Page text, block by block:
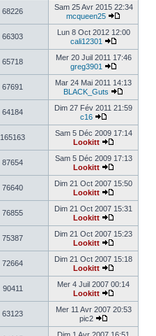
68226
Sam 25 Avr 2015 22:34
mcqueen25
66303
Lun 8 Oct 2012 12:00
cali12301
65718
Mer 20 Juil 2011 17:46
greg3901
67691
Mar 24 Mai 2011 14:13
BLACK_Guts
64184
Dim 27 Fév 2011 21:59
c16
165163
Sam 5 Déc 2009 17:14
Lookitt
87654
Sam 5 Déc 2009 17:13
Lookitt
76640
Dim 21 Oct 2007 15:50
Lookitt
76855
Dim 21 Oct 2007 15:31
Lookitt
75387
Dim 21 Oct 2007 15:23
Lookitt
72664
Dim 21 Oct 2007 15:18
Lookitt
90411
Mer 4 Juil 2007 00:14
Lookitt
63123
Mer 11 Avr 2007 20:53
pic2